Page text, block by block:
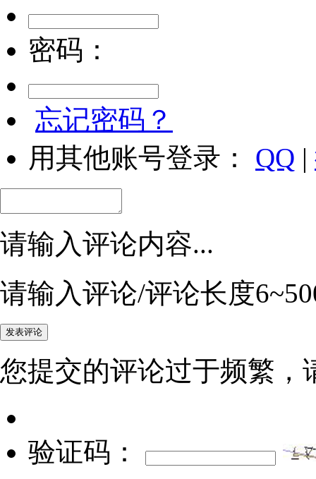
密码：
忘记密码？
用其他账号登录： QQ |
请输入评论内容...
请输入评论/评论长度
您提交的评论过于频繁，
验证码：